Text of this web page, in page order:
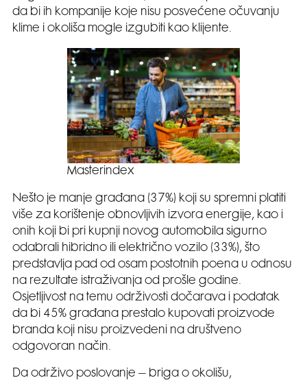
da bi ih kompanije koje nisu posvećene očuvanju
klime i okoliša mogle izgubiti kao klijente.
Masterindex
Nešto je manje građana (37%) koji su spremni platiti
više za korištenje obnovljivih izvora energije, kao i
onih koji bi pri kupnji novog automobila sigurno
odabrali hibridno ili električno vozilo (33%), što
predstavlja pad od osam postotnih poena u odnosu
na rezultate istraživanja od prošle godine.
Osjetljivost na temu održivosti dočarava i podatak
da bi 45% građana prestalo kupovati proizvode
branda koji nisu proizvedeni na društveno
odgovoran način.
Da održivo poslovanje – briga o okolišu,